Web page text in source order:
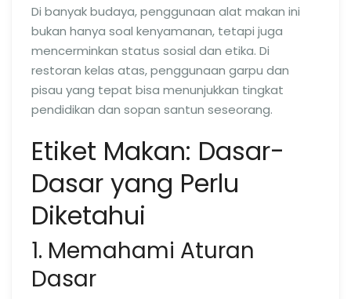
Di banyak budaya, penggunaan alat makan ini
bukan hanya soal kenyamanan, tetapi juga
mencerminkan status sosial dan etika. Di
restoran kelas atas, penggunaan garpu dan
pisau yang tepat bisa menunjukkan tingkat
pendidikan dan sopan santun seseorang.
Etiket Makan: Dasar-
Dasar yang Perlu
Diketahui
1. Memahami Aturan
Dasar